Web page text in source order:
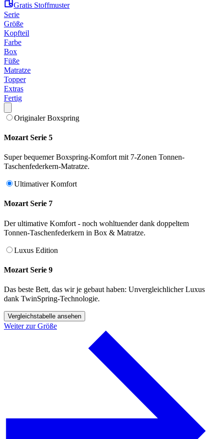
Gratis Stoffmuster
Serie
Größe
Kopfteil
Farbe
Box
Füße
Matratze
Topper
Extras
Fertig
Originaler Boxspring
Mozart Serie 5
Super bequemer Boxspring-Komfort mit 7-Zonen Tonnen-
Taschenfederkern-Matratze.
Ultimativer Komfort
Mozart Serie 7
Der ultimative Komfort - noch wohltuender dank doppeltem
Tonnen-Taschenfederkern in Box & Matratze.
Luxus Edition
Mozart Serie 9
Das beste Bett, das wir je gebaut haben: Unvergleichlicher Luxus
dank TwinSpring-Technologie.
Vergleichstabelle ansehen
Weiter zur Größe